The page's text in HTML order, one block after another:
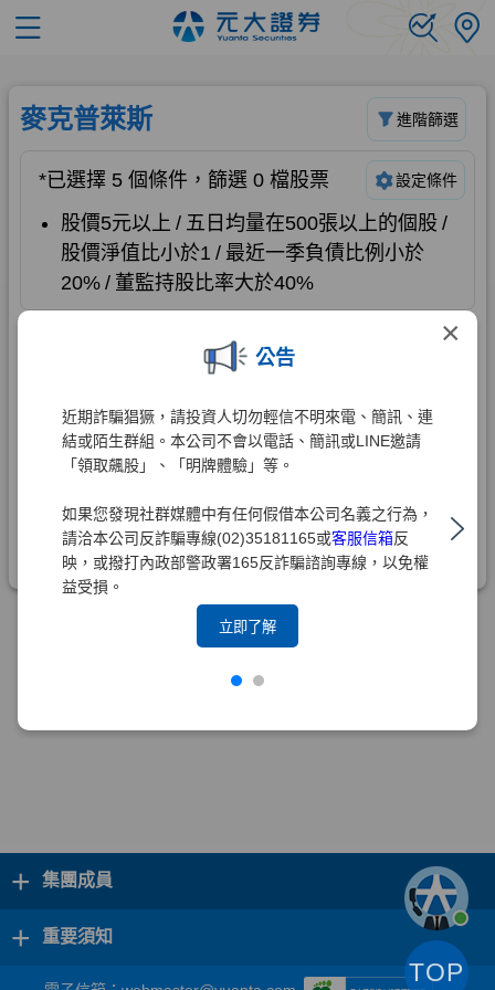
×
公告
近期詐騙猖獗，請投資人切勿輕信不明來電、簡訊、連
結或陌生群組。本公司不會以電話、簡訊或LINE邀請
「領取飆股」、「明牌體驗」等。
如果您發現社群媒體中有任何假借本公司名義之行為，
請洽本公司反詐騙專線(02)35181165或客服信箱反
映，或撥打內政部警政署165反詐騙諮詢專線，以免權
益受損。
立即了解
+ 集團成員
+ 重要須知
TOP